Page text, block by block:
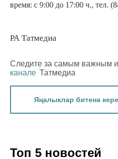
время: с 9:00 до 17:00 ч., тел.
РА Татмедиа
Следите за самым важным
канале Татмедиа
Яңалыклар битенә
Топ 5 новостей